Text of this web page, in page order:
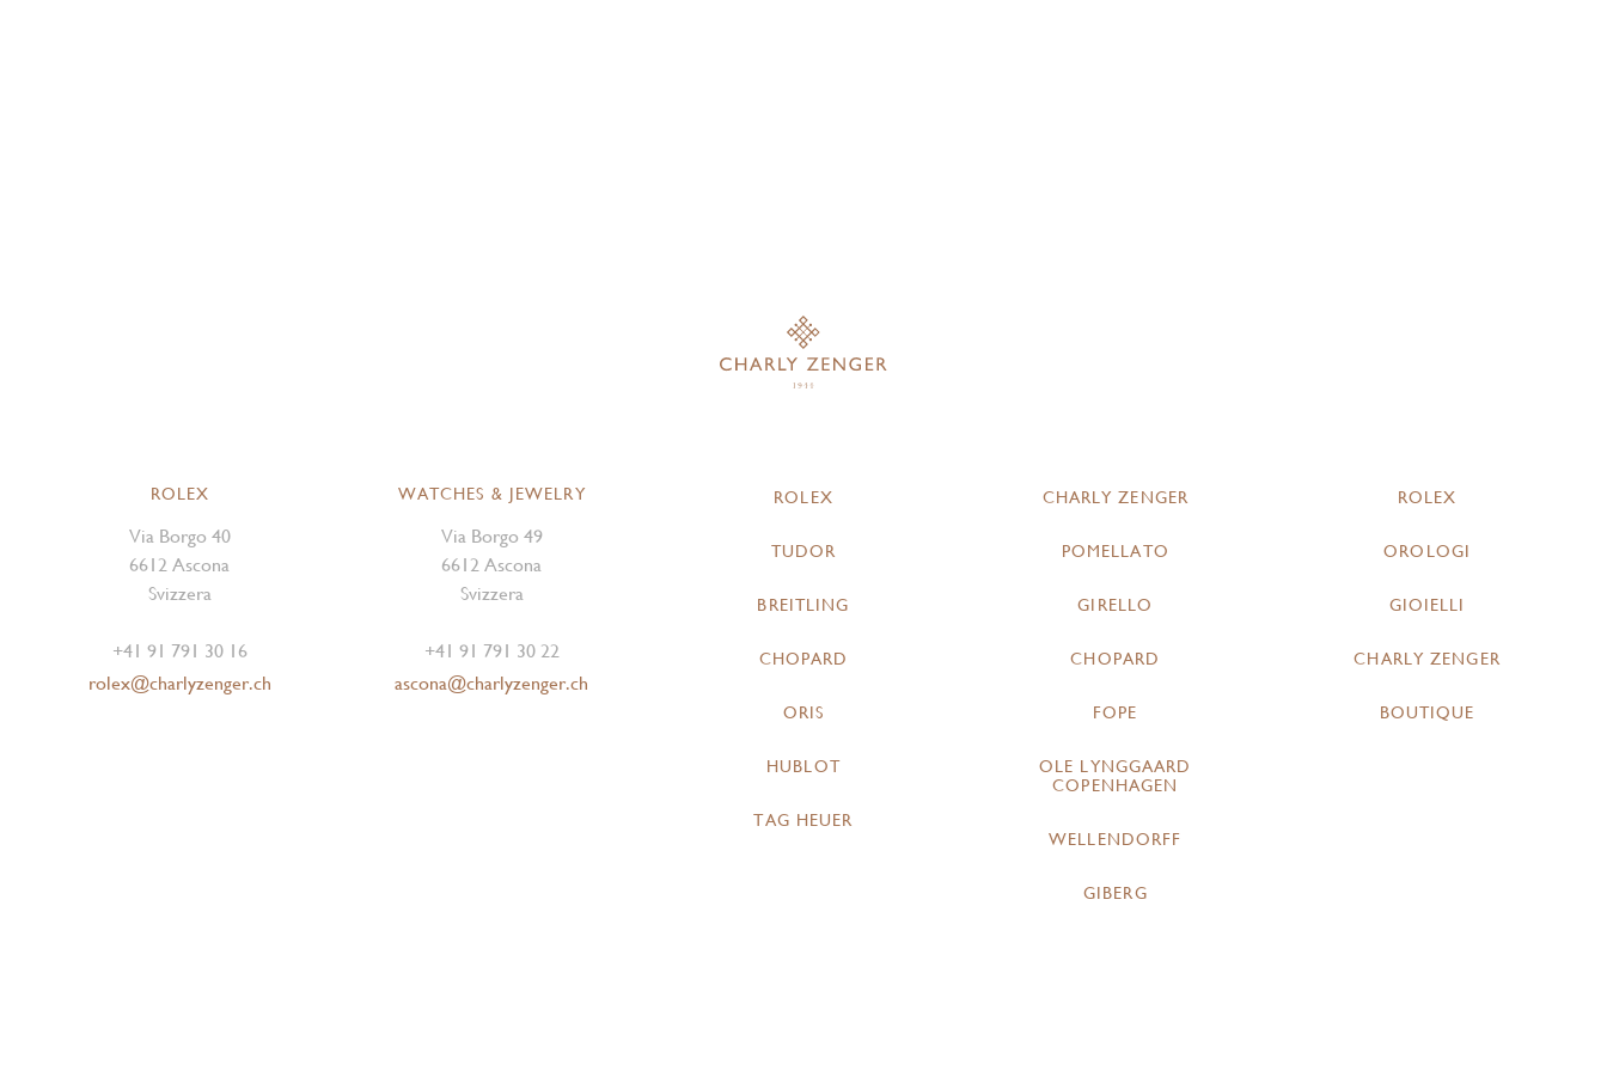
ROLEX
Via Borgo 40
6612 Ascona
Svizzera
+41 91 791 30 16
rolex@charlyzenger.ch
WATCHES & JEWELRY
Via Borgo 49
6612 Ascona
Svizzera
+41 91 791 30 22
ascona@charlyzenger.ch
ROLEX
TUDOR
BREITLING
CHOPARD
ORIS
HUBLOT
TAG HEUER
CHARLY ZENGER
POMELLATO
GIRELLO
CHOPARD
FOPE
OLE LYNGGAARD
COPENHAGEN
WELLENDORFF
GIBERG
ROLEX
OROLOGI
GIOIELLI
CHARLY ZENGER
BOUTIQUE